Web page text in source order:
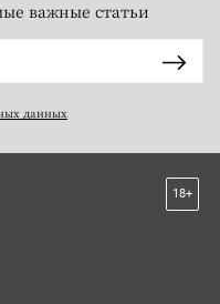
важные статьи
данных
18+